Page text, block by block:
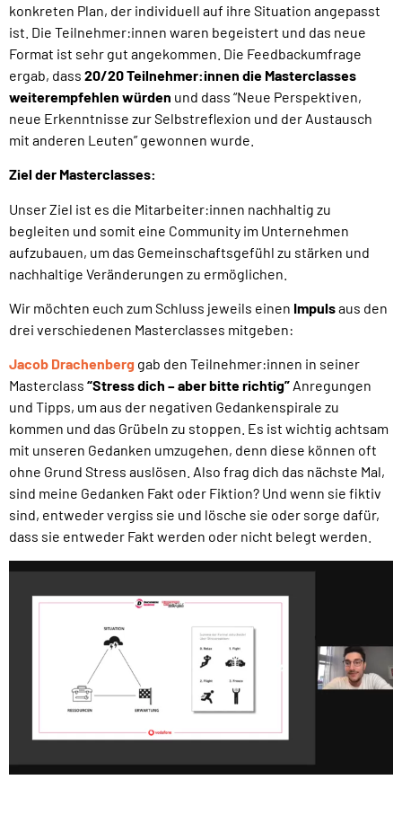
konkreten Plan, der individuell auf ihre Situation angepasst
ist. Die Teilnehmer:innen waren begeistert und das neue
Format ist sehr gut angekommen. Die Feedbackumfrage
ergab, dass 20/20 Teilnehmer:innen die Masterclasses
weiterempfehlen würden und dass “Neue Perspektiven,
neue Erkenntnisse zur Selbstreflexion und der Austausch
mit anderen Leuten” gewonnen wurde.
Ziel der Masterclasses:
Unser Ziel ist es die Mitarbeiter:innen nachhaltig zu
begleiten und somit eine Community im Unternehmen
aufzubauen, um das Gemeinschaftsgefühl zu stärken und
nachhaltige Veränderungen zu ermöglichen.
Wir möchten euch zum Schluss jeweils einen Impulsaus den
drei verschiedenen Masterclasses mitgeben:
Jacob Drachenberg gab den Teilnehmer:innen in seiner
Masterclass “Stress dich – aber bitte richtig” Anregungen
und Tipps, um aus der negativen Gedankenspirale zu
kommen und das Grübeln zu stoppen. Es ist wichtig achtsam
mit unseren Gedanken umzugehen, denn diese können oft
ohne Grund Stress auslösen. Also frag dich das nächste Mal,
sind meine Gedanken Fakt oder Fiktion? Und wenn sie fiktiv
sind, entweder vergiss sie und lösche sie oder sorge dafür,
dass sie entweder Fakt werden oder nicht belegt werden.